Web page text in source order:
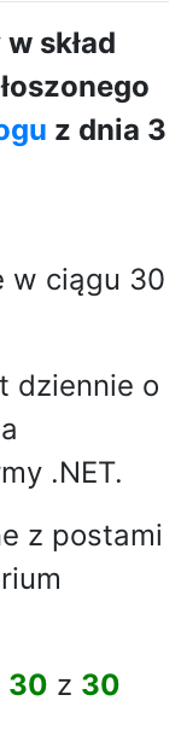
skład
z dnia 3
w ciągu 30
dziennie o
.NET.
z postami
30 z 30